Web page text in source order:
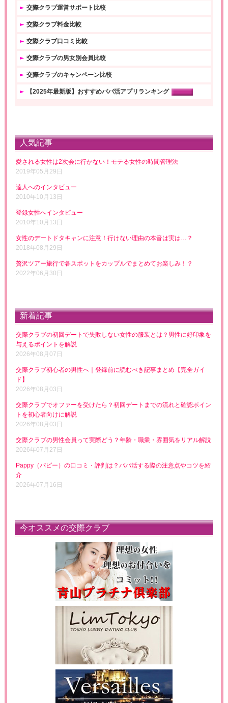
交際クラブ運営サポート比較
交際クラブ料金比較
交際クラブ口コミ比較
交際クラブの男女別会員比較
交際クラブのキャンペーン比較
【2025年最新版】おすすめパパ活アプリランキング
人気記事
愛される女性は2次会に行かない！モテる女性の時間管理法
2019年05月29日
達人へのインタビュー
2010年10月13日
登録女性へインタビュー
2010年10月13日
女性のデートドタキャンに注意！行けない理由の本音は実は…？
2018年08月29日
贅沢ツアー旅行で各スポットをカップルでまとめてお楽しみ！？
2022年06月30日
新着記事
交際クラブの初回デートで失敗しない女性の服装とは？男性に好印象を
与えるポイントを解説
2026年08月07日
交際クラブ初心者の男性へ｜登録前に読むべき記事まとめ【完全ガイ
ド】
2026年08月03日
交際クラブでオファーを受けたら？初回デートまでの流れと確認ポイン
トを初心者向けに解説
2026年08月03日
交際クラブの男性会員って実際どう？年齢・職業・雰囲気をリアル解説
2026年07月27日
Pappy（パピー）の口コミ・評判は？パパ活する際の注意点やコツを紹
介
2026年07月16日
今オススメの交際クラブ